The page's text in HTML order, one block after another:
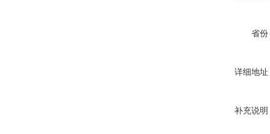
省份
详细地址
补充说明